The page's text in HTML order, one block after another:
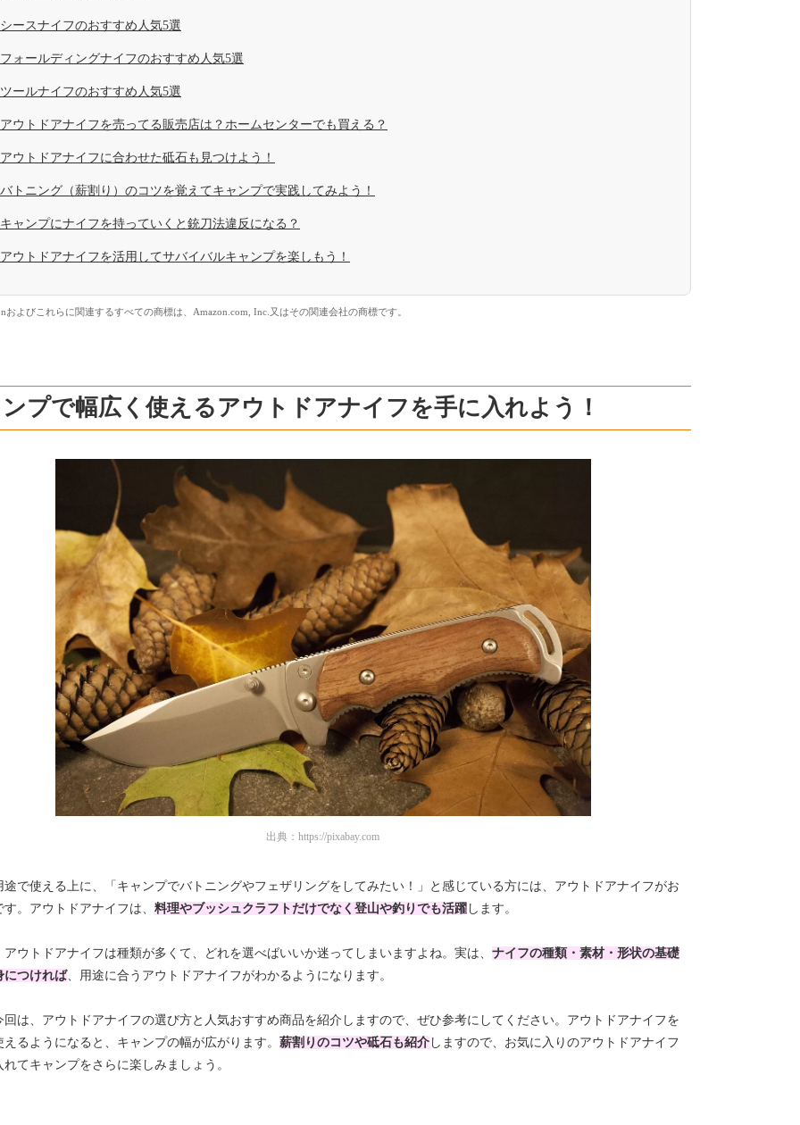
シースナイフのおすすめ人気5選
フォールディングナイフのおすすめ人気5選
ツールナイフのおすすめ人気5選
アウトドアナイフを売ってる販売店は？ホームセンターでも買える？
アウトドアナイフに合わせた砥石も見つけよう！
バトニング（薪割り）のコツを覚えてキャンプで実践してみよう！
キャンプにナイフを持っていくと銃刀法違反になる？
アウトドアナイフを活用してサバイバルキャンプを楽しもう！
およびこれらに関連するすべての商標は、Amazon.com, Inc.又はその関連会社の商標です。
プで幅広く使えるアウトドアナイフを手に入れよう！
出典： https://pixabay.com
途で使える上に、「キャンプでバトニングやフェザリングをしてみたい！」と感じている方には、アウトドアナイフがお
。アウトドアナイフは、 料理やブッシュクラフトだけでなく登山や釣りでも活躍 します。
アウトドアナイフは種類が多くて、どれを選べばいいか迷ってしまいますよね。実は、 ナイフの種類・素材・形状の基礎
につければ、用途に合うアウトドアナイフがわかるようになります。
回は、アウトドアナイフの選び方と人気おすすめ商品を紹介しますので、ぜひ参考にしてください。アウトドアナイフを
えるようになると、キャンプの幅が広がります。 薪割りのコツや砥石も紹介 しますので、お気に入りのアウトドアナイフ
れてキャンプをさらに楽しみましょう。